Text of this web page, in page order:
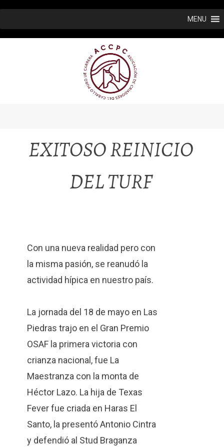
Ir
al
MENU
EXITOSO REINICIO
DEL TURF
Con una nueva realidad pero con
la misma pasión, se reanudó la
actividad hípica en nuestro país.
La jornada del 18 de mayo en Las
Piedras trajo en el Gran Premio
OSAF la primera victoria con
crianza nacional, fue La
Maestranza con la monta de
Héctor Lazo. La hija de Texas
Fever fue criada en Haras El
Santo, la presentó Antonio Cintra
y defendió al Stud Braganza